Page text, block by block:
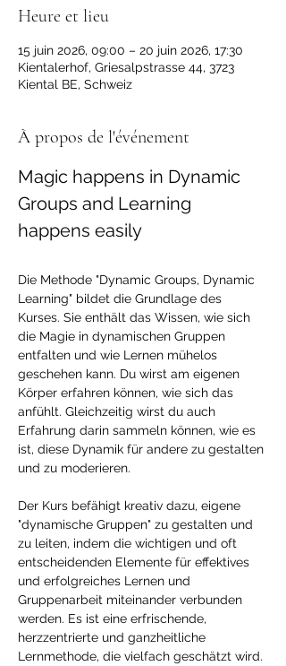
Heure et lieu
15 juin 2026, 09:00 – 20 juin 2026, 17:30
Kientalerhof, Griesalpstrasse 44, 3723
Kiental BE, Schweiz
À propos de l'événement
Magic happens in Dynamic
Groups and Learning
happens easily
Die Methode "Dynamic Groups, Dynamic
Learning" bildet die Grundlage des
Kurses. Sie enthält das Wissen, wie sich
die Magie in dynamischen Gruppen
entfalten und wie Lernen mühelos
geschehen kann. Du wirst am eigenen
Körper erfahren können, wie sich das
anfühlt. Gleichzeitig wirst du auch
Erfahrung darin sammeln können, wie es
ist, diese Dynamik für andere zu gestalten
und zu moderieren.
Der Kurs befähigt kreativ dazu, eigene
"dynamische Gruppen" zu gestalten und
zu leiten, indem die wichtigen und oft
entscheidenden Elemente für effektives
und erfolgreiches Lernen und
Gruppenarbeit miteinander verbunden
werden. Es ist eine erfrischende,
herzzentrierte und ganzheitliche
Lernmethode, die vielfach geschätzt wird.